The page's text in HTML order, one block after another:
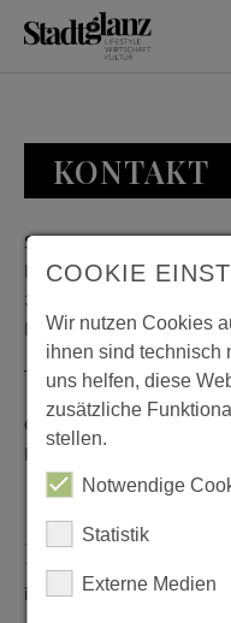
KONTAKT
Stadtglanz / mediaworld
Bankplatz 8
38100 Braunschweig
Deutschland
Telefon: 0531 482010-
Geschäftszeiten:
Freitag 08:00 bis 15:00
Redaktionelle
info@stadtglanz.de
COOKIE
Wir nutzen Cookies
ihnen sind technisch
uns helfen, diese
zusätzliche
stellen.
Notwendige
Statistik
Externe Medien